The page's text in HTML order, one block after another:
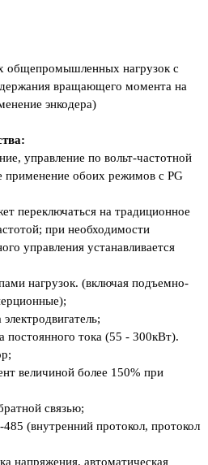
общепромышленных нагрузок с
вращающего момента на
энкодера)
управление по вольт-частотной
применение обоих режимов с PG
переключаться на традиционное
при необходимости
управления устанавливается
нагрузок. (включая подъемно-
постоянного тока (55 - 300кВт).
величиной более 150% при
связью;
(внутренний протокол, протокол
напряжения, автоматическая